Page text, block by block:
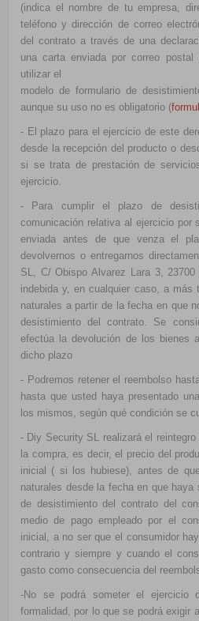
(indica el nombre de tu empresa,
teléfono y dirección de correo
del contrato a través de una
una carta enviada por correo postal
utilizar el
modelo de formulario de
aunque su uso no es obligatorio (
- El plazo para el ejercicio de este
desde la recepción del producto o
si se trata de prestación de
ejercicio.
- Para cumplir el plazo de
comunicación relativa al ejercicio por
enviada antes de que venza el
devolvernos o entregarnos
SL, C/ Obispo Alvarez Lara 3,
indebida y, en cualquier caso, a más
naturales a partir de la fecha en que
desistimiento del contrato. Se
efectúa la devolución de los bienes
dicho plazo
- Podremos retener el reembolso
hasta que usted haya presentado
los mismos, según qué condición se
- Diy Security SL realizará el
la compra, es decir, el precio del
inicial ( si los hubiese), antes de
naturales desde la fecha en que
de desistimiento del contrato del
medio de pago empleado por el
inicial, a no ser que el consumidor
contrario y siempre y cuando el
gasto como consecuencia del
-No se podrá someter el ejercicio
formalidad, por lo que se podrá exigir